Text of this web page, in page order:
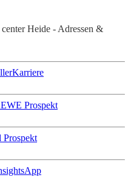
Heide - Adressen &
Karriere
Prospekt
App